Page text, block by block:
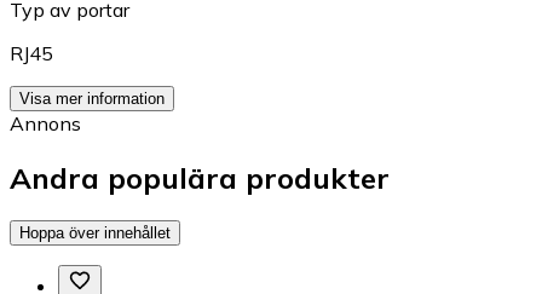
Typ av portar
RJ45
Visa mer information
Annons
Andra populära produkter
Hoppa över innehållet